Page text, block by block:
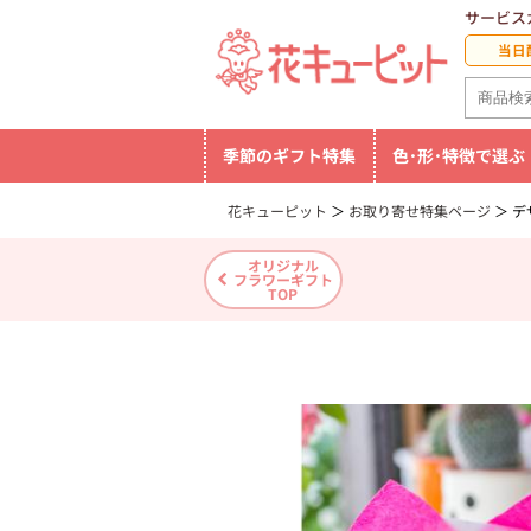
サービス
当日
季節のギフト特集 色･形･特徴で選ぶ
花キューピット お取り寄せ特集ページ デ
オリジナル
フラワーギフト
TOP